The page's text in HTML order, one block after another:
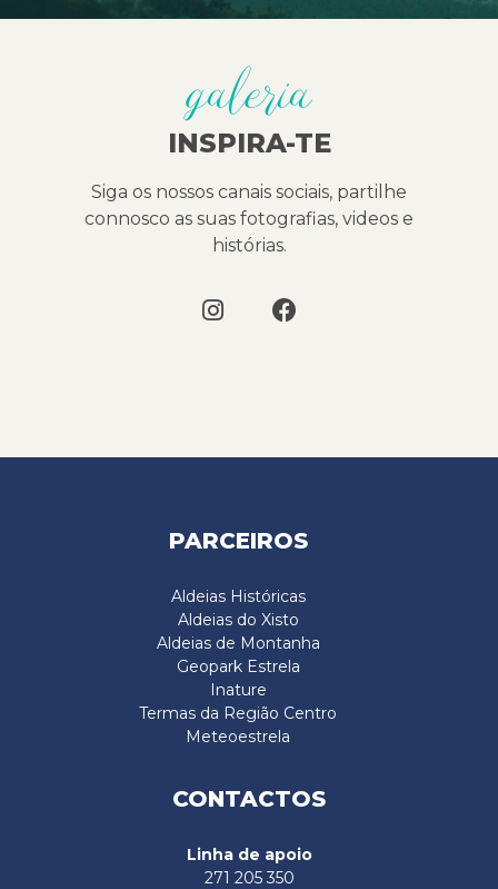
galeria
INSPIRA-TE
Siga os nossos canais sociais, partilhe
connosco as suas fotografias, videos e
histórias.
PARCEIROS
Aldeias Históricas
Aldeias do Xisto
Aldeias de Montanha
Geopark Estrela
Inature
Termas da Região Centro
Meteoestrela
CONTACTOS
Linha de apoio
271 205 350